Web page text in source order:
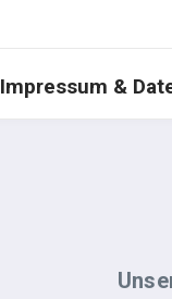
Impressum &